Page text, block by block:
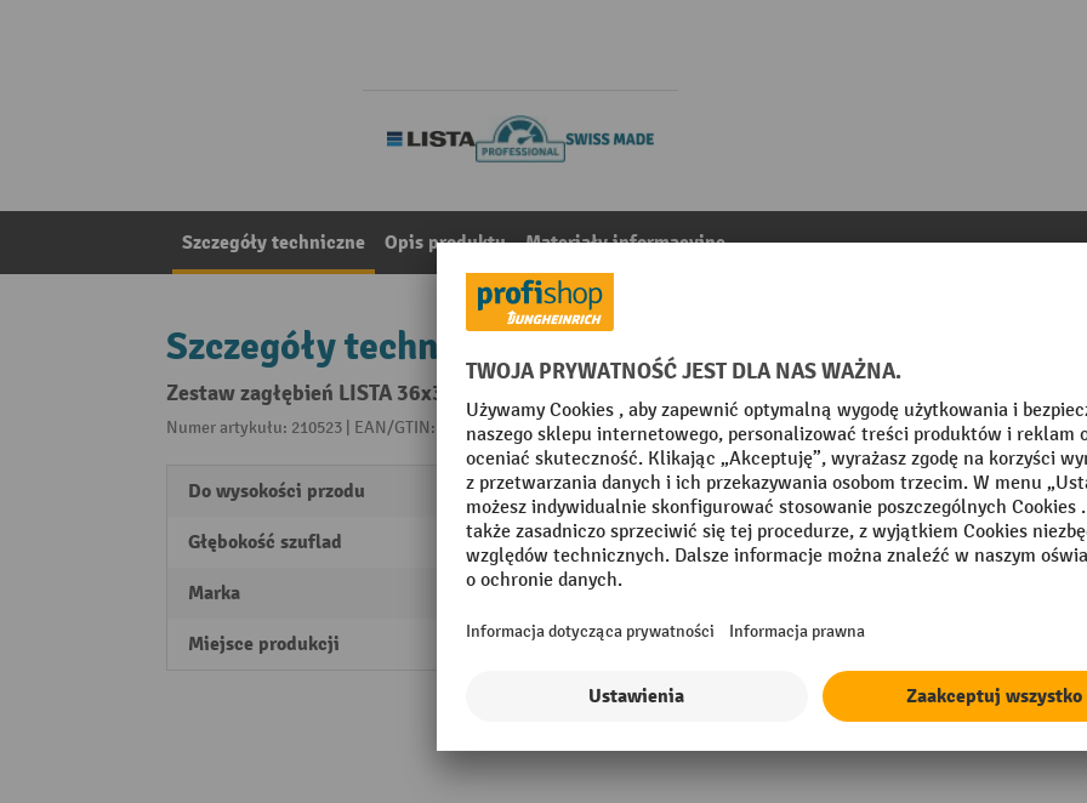
Szczegóły techniczne Opis produktu Materiały informacyjne
Szczegóły techniczne
Zestaw zagłębień LISTA 36x36E, (szer. x gł. x wys.) 612 x 612 x 50 mm, 76 cz.
Numer artykułu: 210523 | EAN/GTIN: 7612269003062Z kategorii:Przegrody do szaf z szufladami
Do wysokości przodu 50 mm
Głębokość szuflad 612 mm
Marka LISTA
Miejsce produkcji Swiss Made
Segment
Szerokość szuflad